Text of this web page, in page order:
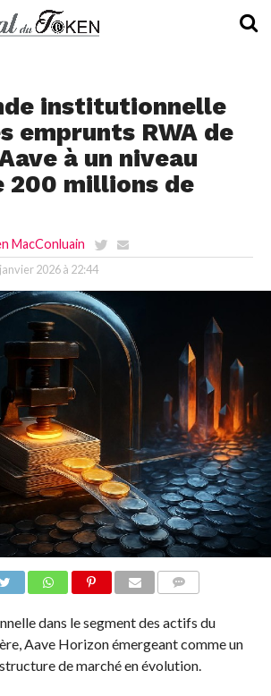
institutionnelle
emprunts RWA de
à un niveau
200 millions de
MacConluain
2026 à 22:44
dans le segment des actifs du
Aave Horizon émergeant comme un
de marché en évolution.